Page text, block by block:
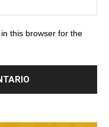
this browser for the